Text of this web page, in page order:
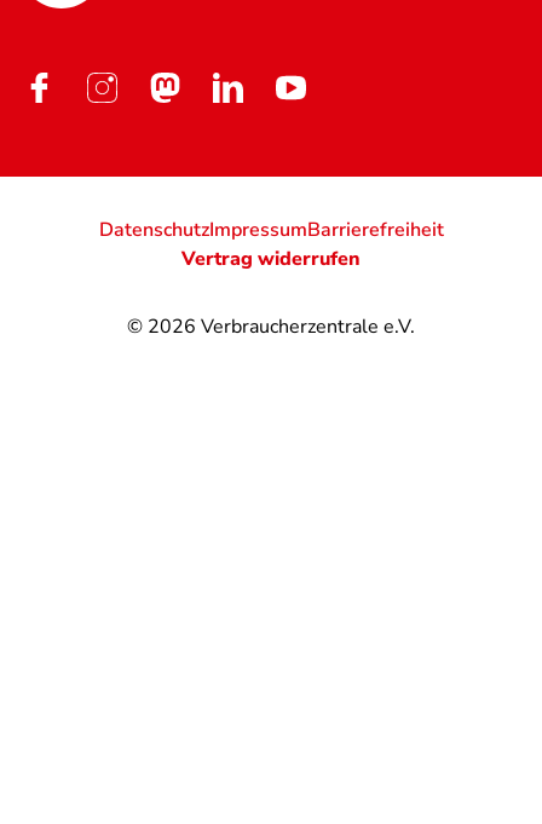
© 2026 Verbraucherzentrale e.V.
DatenschutzImpressumBarrierefreiheit
Vertrag widerrufen